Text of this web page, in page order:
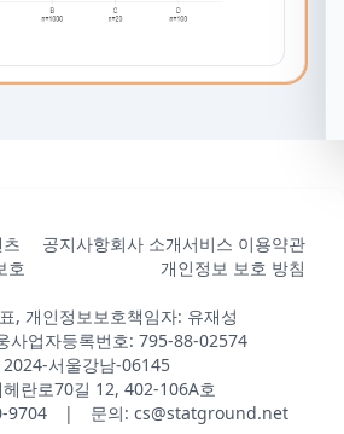
호
공지사항회사 소개서비스 이용약관
개인정보 보호 방침
, 개인정보보호책임자: 유재성
사업자등록번호: 795-88-02574
서울강남-06145
란로70길 12, 402-106A호
9704 | 문의: cs@statground.net